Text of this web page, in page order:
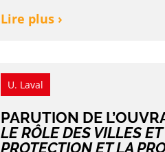
Lire plus ›
U. Laval
PARUTION DE
LE RÔLE DES VILLES
PROTECTION ET LA